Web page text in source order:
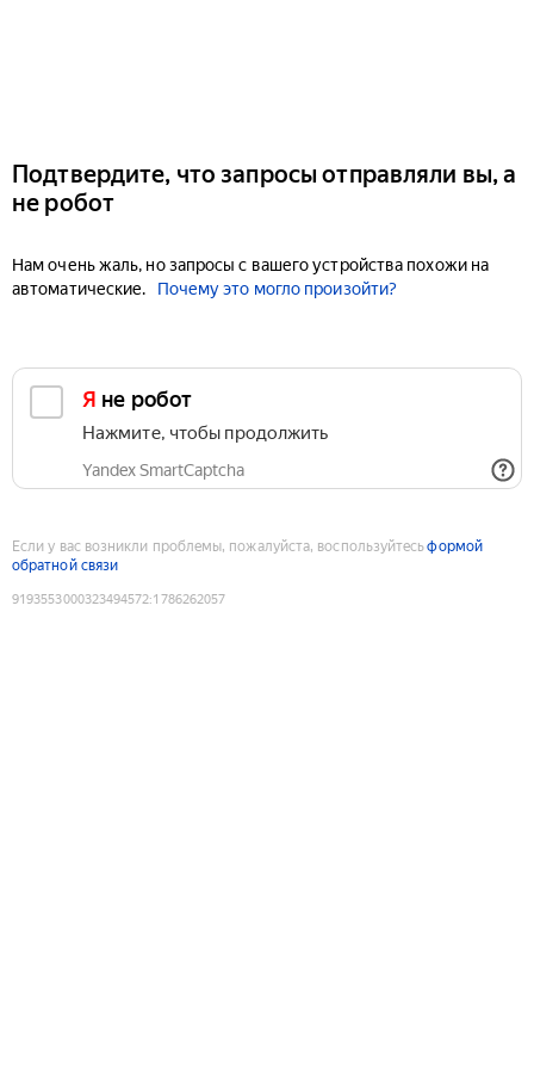
Подтвердите, что запросы отправляли вы, а
не робот
Нам очень жаль, но запросы с вашего устройства похожи на
автоматические.
Почему это могло произойти?
Я не робот
Нажмите, чтобы продолжить
Yandex SmartCaptcha
Если у вас возникли проблемы, пожалуйста, воспользуйтесьформой
обратной связи
9193553000323494572:1786262057